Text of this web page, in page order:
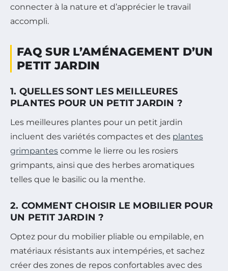
connecter à la nature et d’apprécier le travail
accompli.
FAQ SUR L’AMÉNAGEMENT D’UN
PETIT JARDIN
1. QUELLES SONT LES MEILLEURES
PLANTES POUR UN PETIT JARDIN ?
Les meilleures plantes pour un petit jardin
incluent des variétés compactes et des plantes
grimpantes comme le lierre ou les rosiers
grimpants, ainsi que des herbes aromatiques
telles que le basilic ou la menthe.
2. COMMENT CHOISIR LE MOBILIER POUR
UN PETIT JARDIN ?
Optez pour du mobilier pliable ou empilable, en
matériaux résistants aux intempéries, et sachez
créer des zones de repos confortables avec des